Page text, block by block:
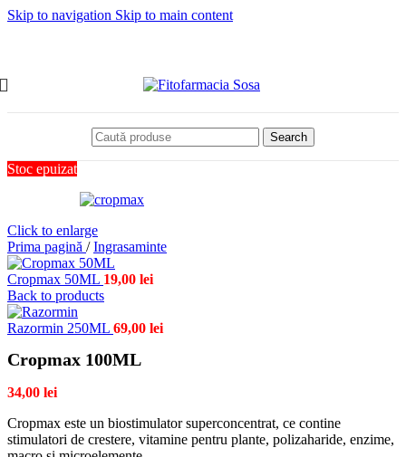
Skip to navigation Skip to main content
Search
Stoc epuizat
Click to enlarge
Prima pagină / Ingrasaminte
Cropmax 50ML 19,00 lei
Back to products
Razormin 250ML 69,00 lei
Cropmax 100ML
34,00 lei
Cropmax este un biostimulator superconcentrat, ce contine
stimulatori de crestere, vitamine pentru plante, polizaharide, enzime,